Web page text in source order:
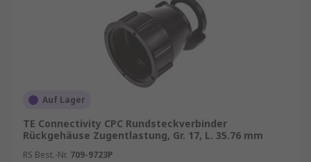
Auf Lager
TE Connectivity CPC Rundsteckverbinder
Rückgehäuse Zugentlastung, Gr. 17, L. 35.76 mm
RS Best.-Nr. 709-9723P